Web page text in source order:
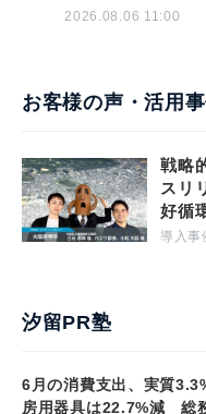
2026.08.06 11:00
お客様の声・活用事
戦略
スリ
好循
導入事
汐留PR塾
6月の消費支出、実質
房用器具は22.7%減 総